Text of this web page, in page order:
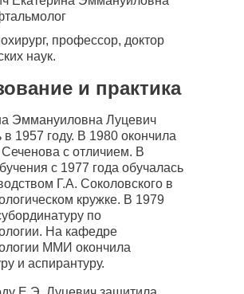
профессор, доктор
наук.
и практика
Эммануиловна Луцевич
в 1957 году. В 1980 окончила
с отличием. В
с 1977 года обучалась
Г.А. Соколовского в
кружке. В 1979
по
На кафедре
ММИ окончила
и аспирантуру.